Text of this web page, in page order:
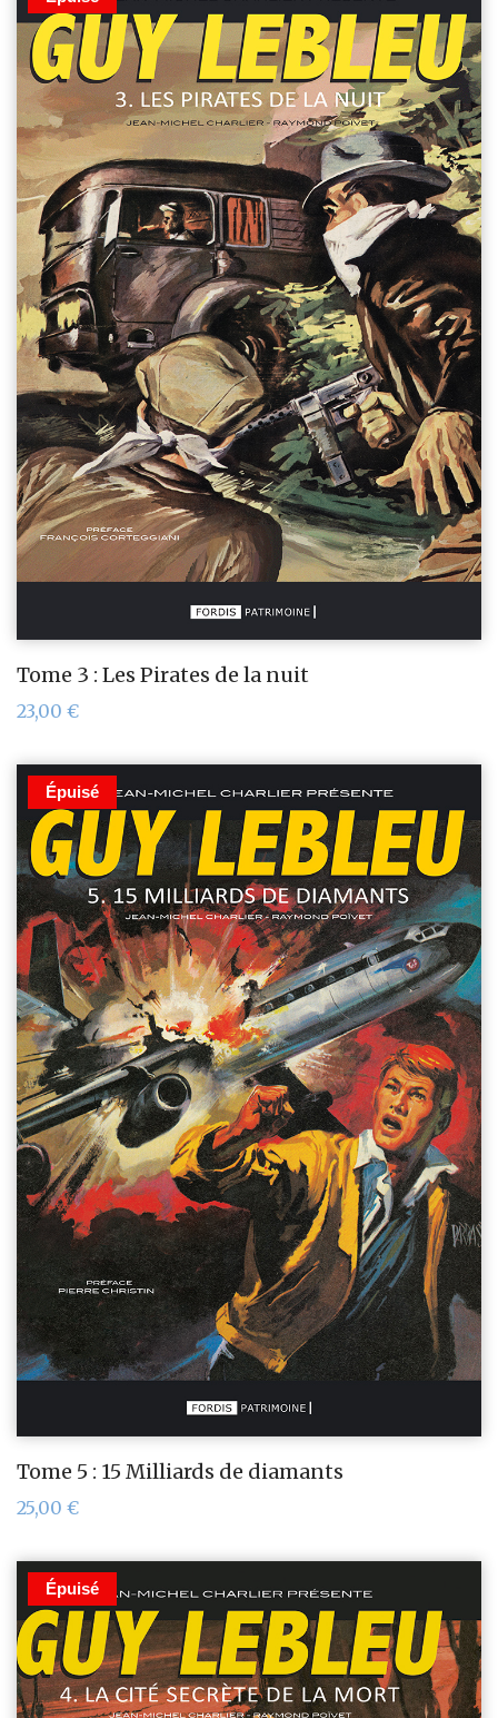
Tome 3 : Les Pirates de la nuit
23,00 €
Épuisé
Tome 5 : 15 Milliards de diamants
25,00 €
Épuisé